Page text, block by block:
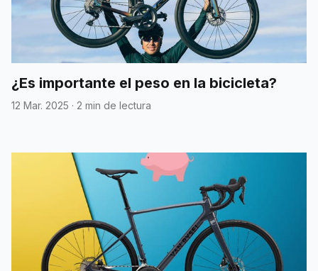
¿Es importante el peso en la bicicleta?
12 Mar. 2025 · 2 min de lectura